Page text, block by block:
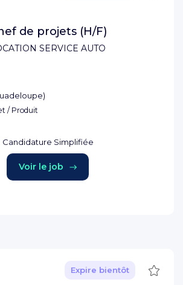
SERVICE AUTO
de projets (H/F)
)
/ Produit
Candidature Simplifiée
Voir le job
Expire bientôt